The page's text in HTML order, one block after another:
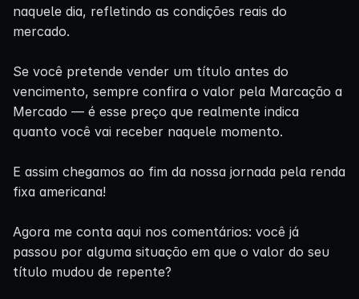
naquele dia, refletindo as condições reais do
mercado.
Se você pretende vender um título antes do
vencimento, sempre confira o valor pela Marcação a
Mercado — é esse preço que realmente indica
quanto você vai receber naquele momento.
E assim chegamos ao fim da nossa jornada pela renda
fixa americana!
Agora me conta aqui nos comentários: você já
passou por alguma situação em que o valor do seu
título mudou de repente?